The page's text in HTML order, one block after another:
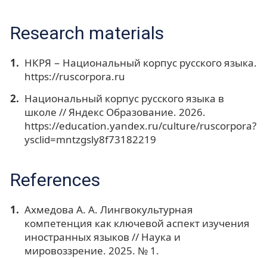
Research materials
НКРЯ − Национальный корпус русского языка.
https://ruscorpora.ru
Национальный корпус русского языка в
школе // Яндекс Образование. 2026.
https://education.yandex.ru/culture/ruscorpora?
ysclid=mntzgsly8f73182219
References
Ахмедова А. А. Лингвокультурная
компетенция как ключевой аспект изучения
иностранных языков // Наука и
мировоззрение. 2025. № 1.